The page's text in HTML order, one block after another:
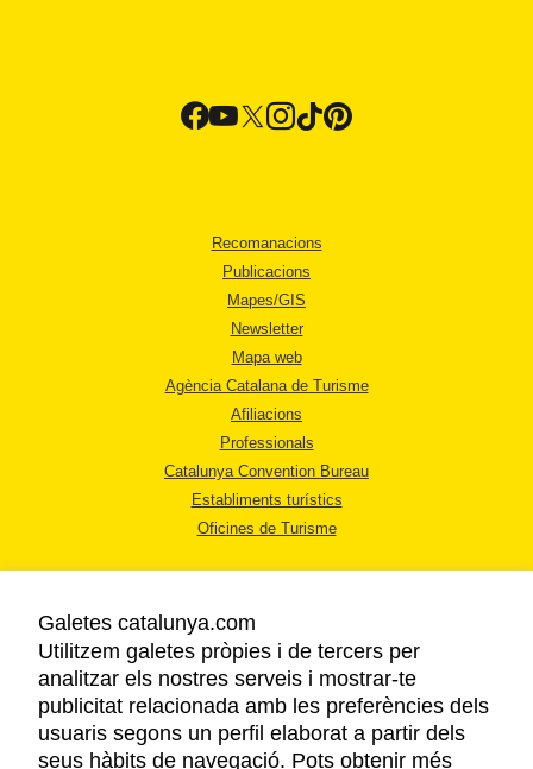
Recomanacions
Publicacions
Mapes/GIS
Newsletter
Mapa web
Agència Catalana de Turisme
Afiliacions
Professionals
Catalunya Convention Bureau
Establiments turístics
Oficines de Turisme
AVÍS LEGAL
POLÍTICA DE PRIVACITAT
COOKIES
Galetes catalunya.com
Utilitzem galetes pròpies i de tercers per
analitzar els nostres serveis i mostrar-te
publicitat relacionada amb les preferències dels
usuaris segons un perfil elaborat a partir dels
seus hàbits de navegació. Pots obtenir més